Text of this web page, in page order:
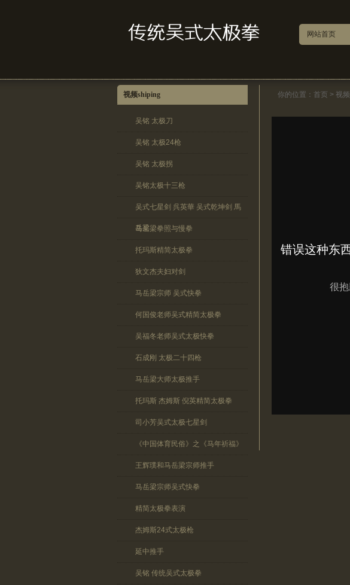
网站首页
视频shiping
吴铭 太极刀
吴铭 太极24枪
吴铭 太极拐
吴铭太极十三枪
吴式七星剑 呉英華 吴式乾坤剑 馬
岳梁
马岳梁拳照与慢拳
托玛斯精简太极拳
狄文杰夫妇对剑
马岳梁宗师 吴式快拳
何国俊老师吴式精简太极拳
吴福冬老师吴式太极快拳
石成刚 太极二十四枪
马岳梁大师太极推手
托玛斯 杰姆斯 倪英精简太极拳
司小芳吴式太极七星剑
《中国体育民俗》之《马年祈福》
王辉璞和马岳梁宗师推手
马岳梁宗师吴式快拳
精简太极拳表演
杰姆斯24式太极枪
延中推手
吴铭 传统吴式太极拳
你的位置： 首页 > 视频